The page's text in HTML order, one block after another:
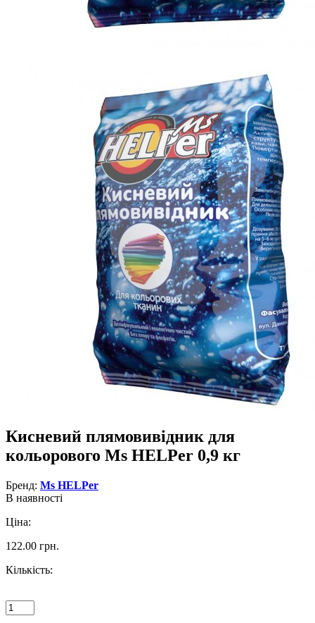
Кисневий плямовивідник для
кольорового Ms HELPer 0,9 кг
Бренд: Ms HELPer
В наявності
Ціна:
122.00 грн.
Кількість: